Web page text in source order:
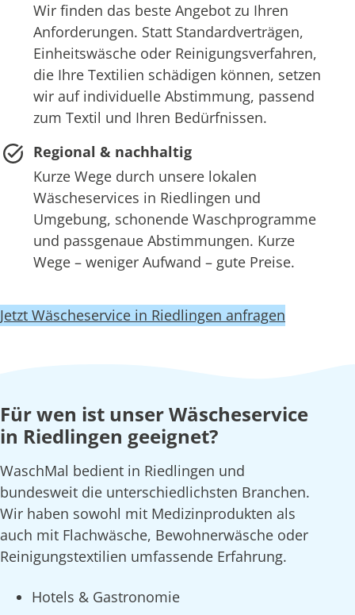
Wir finden das beste Angebot zu Ihren
Anforderungen. Statt Standardverträgen,
Einheitswäsche oder Reinigungsverfahren,
die Ihre Textilien schädigen können, setzen
wir auf individuelle Abstimmung, passend
zum Textil und Ihren Bedürfnissen.
Regional & nachhaltig
Kurze Wege durch unsere lokalen
Wäscheservices in Riedlingen und
Umgebung, schonende Waschprogramme
und passgenaue Abstimmungen. Kurze
Wege – weniger Aufwand – gute Preise.
Jetzt Wäscheservice in Riedlingen anfragen
Für wen ist unser Wäscheservice
in Riedlingen geeignet?
WaschMal bedient in Riedlingen und
bundesweit die unterschiedlichsten Branchen.
Wir haben sowohl mit Medizinprodukten als
auch mit Flachwäsche, Bewohnerwäsche oder
Reinigungstextilien umfassende Erfahrung.
Hotels & Gastronomie